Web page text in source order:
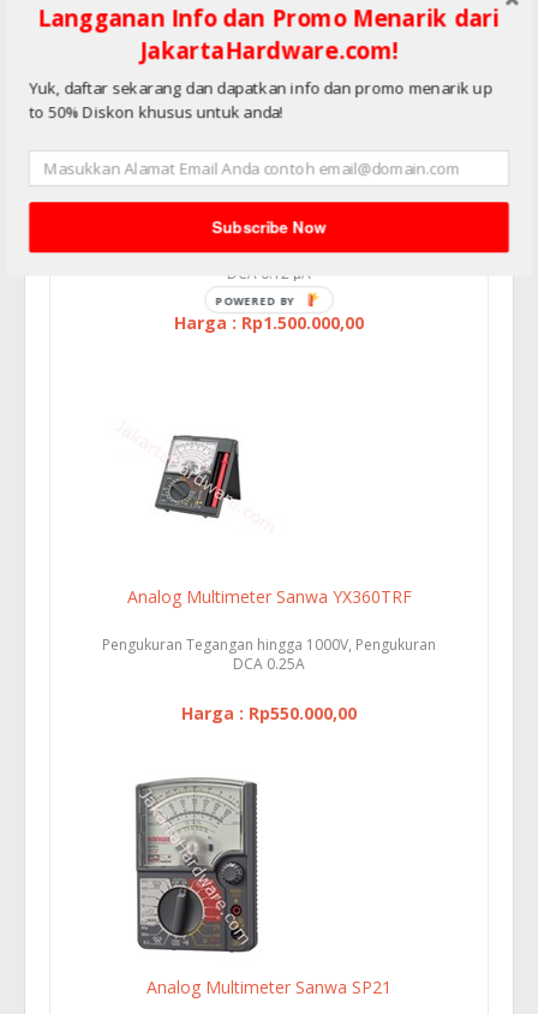
Analog Multimeter Sanwa EM7000
Pengukuran Tegangan hingga 1000V, Rentang
DCA 0.12 µA
Harga : Rp1.500.000,00
Analog Multimeter Sanwa YX360TRF
Pengukuran Tegangan hingga 1000V, Pengukuran
DCA 0.25A
Harga : Rp550.000,00
Analog Multimeter Sanwa SP21
Langganan Info dan Promo Menarik dari
JakartaHardware.com!
Yuk, daftar sekarang dan dapatkan info dan promo menarik up
to 50% Diskon khusus untuk anda!
Subscribe Now